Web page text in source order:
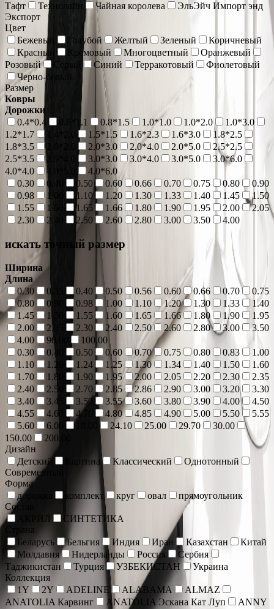
Тафт
Технолайн Чайная королева
ЭльЭйч Импорт энд
Экспорт
Цвет
Бежевый
Голубой Желтый Зеленый
Коричневый
Красный
Кремовый Многоцветный
Оранжевый
Розовый
Серый Синий Терракотовый
Фиолетовый
Черно-белый
Размер
Ковры
Дорожки
0.4*0.4
0.6*1.1 0.8*1.5 1.0*1.0 1.0*2.0
1.0*3.0
1.2*1.7
1.5*1.5 1.6*2.3 1.6*3.0
1.8*2.5
1.8*3.5
2.0*2.0 2.0*3.0 2.0*4.0 2.0*5.0
2.5*2.5
2.5*3.5
3.0*3.0 3.0*4.0 3.0*5.0
3.0*6.0
4.0*4.0
4.0*5.0
4.0*6.0
0.30
0.40 0.50 0.60 0.66 0.70 0.75 0.80
0.90
0.98
1.00 1.10 1.20 1.30 1.33 1.40 1.45
1.50
1.55
1.60 1.65 1.66 1.80 1.90 1.95 2.00
2.05
2.30
2.40 2.50 2.60 2.80 3.00 3.50 4.00
искать точный размер
Ширина
Длина
0.30
0.35 0.40 0.50 0.56 0.60 0.66 0.70
0.75
0.80
0.90 0.98 1.00 1.10 1.20 1.30 1.33
1.40
1.45
1.50 1.55 1.60 1.65 1.66 1.80 1.90
1.95
2.00
2.05 2.30 2.40 2.50 2.60 2.80 3.00
3.50
4.00
90.00
100.00
0.30
0.40 0.50 0.60 0.70 0.75 0.80 0.83
1.00
1.10
1.20 1.24 1.25 1.30 1.34 1.40 1.50
1.60
1.70
1.80 1.90 1.95 2.00 2.05 2.20 2.30
2.35
2.40
2.50 2.70 2.85 2.86 2.90 3.00 3.20
3.30
3.40
3.45 3.50 3.55 3.60 3.80 3.90 4.00
4.50
4.55
4.60 4.70 4.80 4.85 4.90 5.00 5.50
5.55
5.60
6.00 24.10 25.00 29.70
30.00
150.00
200.00
Дизайн
Детский
Картина Классический
Однотонный
Современный
Форма
дорожка
комплект круг овал
прямоугольник
Состав
АКРИЛ
СИНТЕТИКА
Страна
Беларусь
Бельгия Индия Иран Казахстан
Китай
Молдавия
Нидерланды Россия
Сербия
Таджикистан
Турция УЗБЕКИСТАН
Украина
Коллекция
1Y
2Y ADELINE ALABAMA
ALMAZ
ANATOLIA Карвинг
ANATOLIA Эскана Кат Луп
ANNY